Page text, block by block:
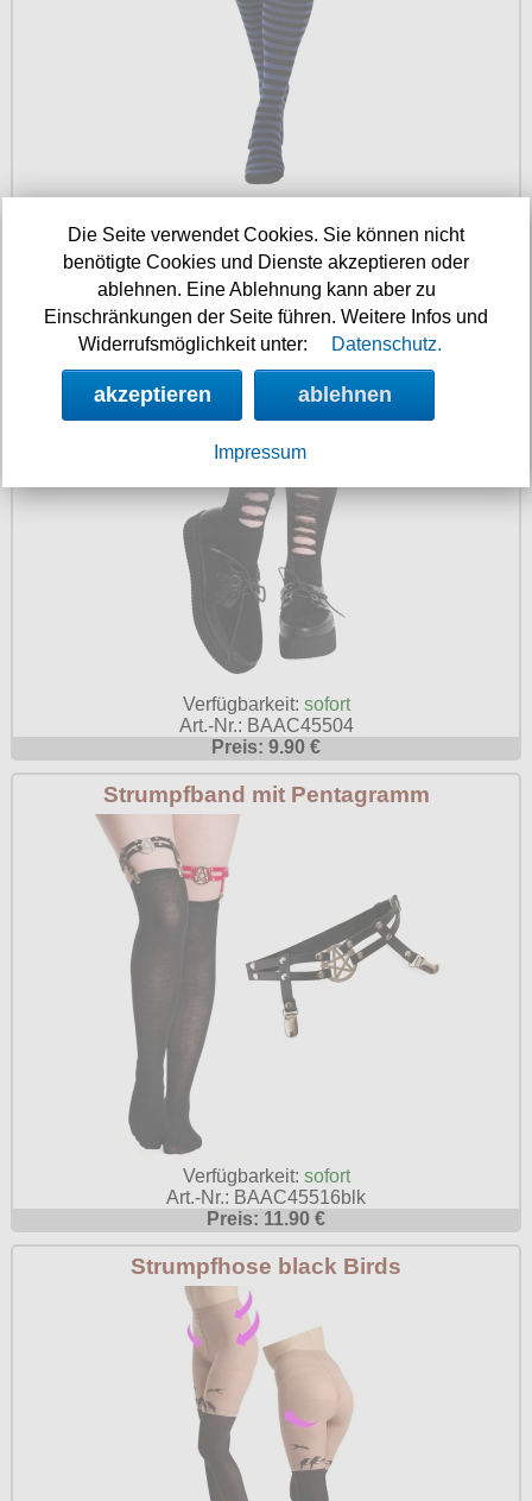
Art.-Nr.: OVKblkblue
Preis: 10.90 €
Socken gerippt cut off
Verfügbarkeit: sofort
Art.-Nr.: BAAC45504
Preis: 9.90 €
Strumpfband mit Pentagramm
Verfügbarkeit: sofort
Art.-Nr.: BAAC45516blk
Preis: 11.90 €
Strumpfhose black Birds
Die Seite verwendet Cookies. Sie können nicht
benötigte Cookies und Dienste akzeptieren oder
ablehnen. Eine Ablehnung kann aber zu
Einschränkungen der Seite führen. Weitere Infos und
Widerrufsmöglichkeit unter:
Datenschutz.
akzeptieren ablehnen
Impressum